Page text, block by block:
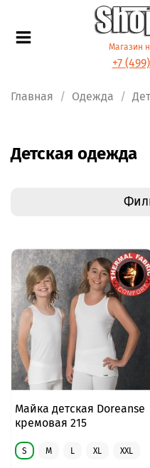
Магазин
+7
Главная Одежда
Детская одежда
Майка детская Doreanse
кремовая 215
S M L XL XXL